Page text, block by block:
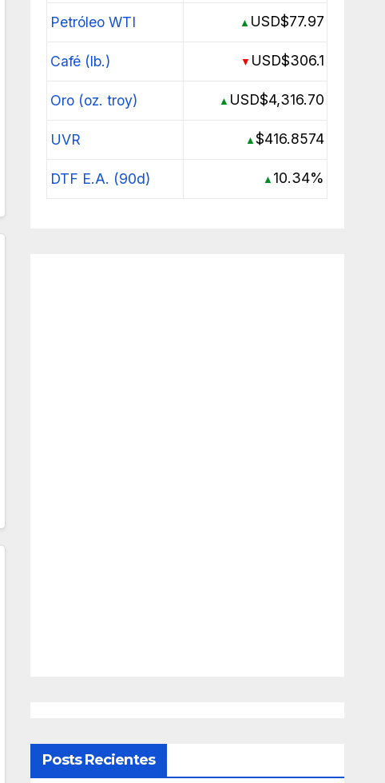
Petróleo WTI ▲ USD$77.97
Café (lb.) ▼ USD$306.1
Oro (oz. troy) ▲ USD$4,316.70
UVR ▲$416.8574
DTF E.A. (90d) ▲ 10.34%
Posts Recientes